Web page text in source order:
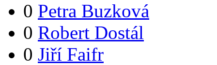
0 Petra Buzková
0 Robert Dostál
0 Jiří Faifr